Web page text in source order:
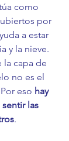
como
por
a estar
y la nieve.
la capa de
no es el
eso hay
las
.